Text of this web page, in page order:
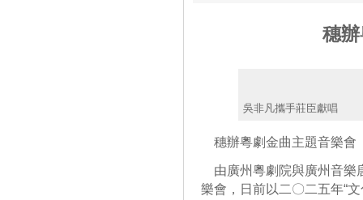
穗
吳非凡攜手莊臣獻唱
穗辦粵劇金曲主題音樂會
由廣州粵劇院與廣州音樂
樂會，日前以二〇二五年“